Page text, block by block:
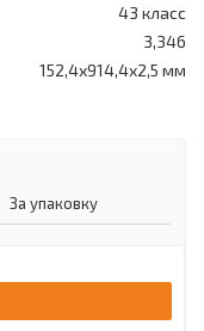
43 класс
3,346
152,4х914,4х2,5 мм
За упаковку